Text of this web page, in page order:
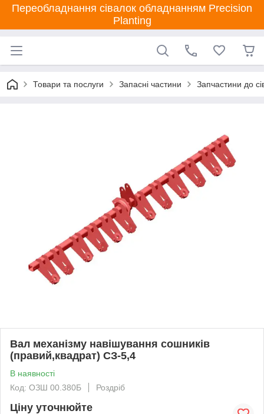
Переобладнання сівалок обладнанням Precision
Planting
Товари та послуги Запасні частини Запчастини до
Вал механізму навішування сошників
(правий,квадрат) СЗ-5,4
В наявності
Код: ОЗШ 00.380Б
Роздріб
Ціну уточнюйте